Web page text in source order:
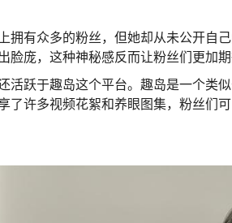
拥有众多的粉丝，但她却从未公开自
脸庞，这种神秘感反而让粉丝们更加期
活跃于趣岛这个平台。趣岛是一个类
了许多视频花絮和养眼图集，粉丝们